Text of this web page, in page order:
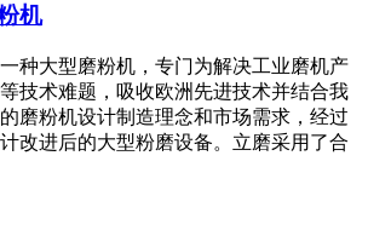
机
种大型磨粉机，专门为解决工业磨机产
技术难题，吸收欧洲先进技术并结合我
磨粉机设计制造理念和市场需求，经过
改进后的大型粉磨设备。立磨采用了合